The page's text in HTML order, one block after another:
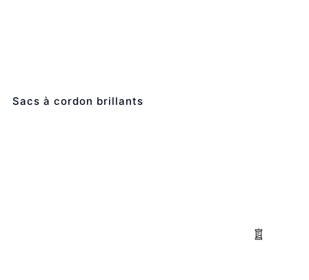
Sacs à cordon brillants